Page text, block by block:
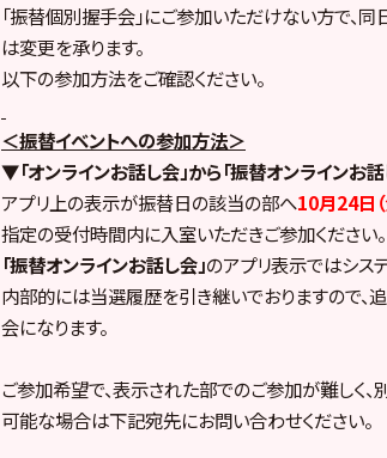
「振替個別握手会」にご参加いただけない方で、
は変更を承ります。
以下の参加方法をご確認ください。
＜振替イベントへの参加方法＞
▼「オンラインお話し会」から「振替オンラインお
アプリ上の表示が振替日の該当の部へ10月24日
指定の受付時間内に入室いただきご参加ください。
「振替オンラインお話し会」のアプリ表示ではシス
内部的には当選履歴を引き継いでおりますので、
会になります。
ご参加希望で、表示された部でのご参加が難しく、
可能な場合は下記宛先にお問い合わせください。